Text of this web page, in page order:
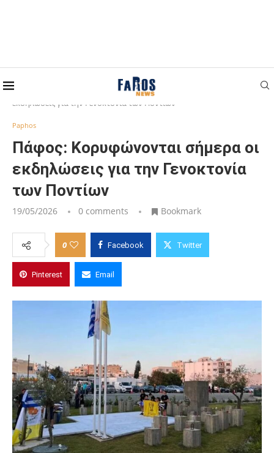
Home
Πάφος: Κορυφώνονται σήμερα οι
εκδηλώσεις για την Γενοκτονία των Ποντίων
Paphos
Πάφος: Κορυφώνονται σήμερα οι
εκδηλώσεις για την Γενοκτονία
των Ποντίων
19/05/2026 0 comments Bookmark
0 Facebook Twitter
Pinterest Email